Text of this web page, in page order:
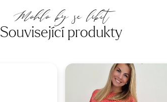
Mohlo by se líbit
Související produkty